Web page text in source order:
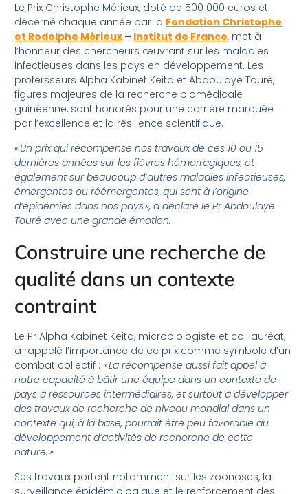
Le Prix Christophe Mérieux, doté de 500 000 euros et
décerné chaque année par la Fondation Christophe
et Rodolphe Mérieux – Institut de France, met à
l’honneur des chercheurs œuvrant sur les maladies
infectieuses dans les pays en développement. Les
profersseurs Alpha Kabinet Keita et Abdoulaye Touré,
figures majeures de la recherche biomédicale
guinéenne, sont honorés pour une carrière marquée
par l’excellence et la résilience scientifique.
« Un prix qui récompense nos travaux de ces 10 ou 15
dernières années sur les fièvres hémorragiques, et
également sur beaucoup d’autres maladies infectieuses,
émergentes ou réémergentes, qui sont à l’origine
d’épidémies dans nos pays», a déclaré le Pr Abdoulaye
Touré avec une grande émotion.
Construire une recherche de
qualité dans un contexte
contraint
Le Pr Alpha Kabinet Keita, microbiologiste et co-lauréat,
a rappelé l’importance de ce prix comme symbole d’un
combat collectif :«La récompense aussi fait appel à
notre capacité à bâtir une équipe dans un contexte de
pays à ressources intermédiaires, et surtout à développer
des travaux de recherche de niveau mondial dans un
contexte qui, à la base, pourrait être peu favorable au
développement d’activités de recherche de cette
nature. »
Ses travaux portent notamment sur les zoonoses, la